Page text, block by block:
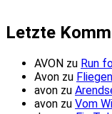
Letzte
AVON zu Run
Avon zu
avon zu
avon zu Vom